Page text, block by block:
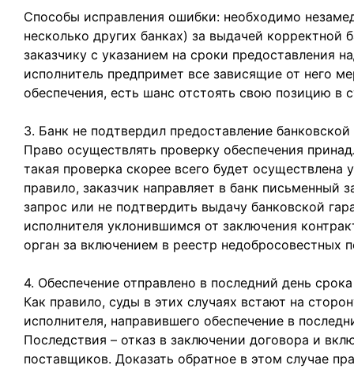
Способы исправления ошибки: необходимо
несколько других банках) за выдачей корректной
заказчику с указанием на сроки предоставления
исполнитель предпримет все зависящие от него
обеспечения, есть шанс отстоять свою позицию в
3. Банк не подтвердил предоставление банковской
Право осуществлять проверку обеспечения
такая проверка скорее всего будет осуществлена
правило, заказчик направляет в банк письменный
запрос или не подтвердить выдачу банковской
исполнителя уклонившимся от заключения
орган за включением в реестр недобросовестных
4. Обеспечение отправлено в последний день
Как правило, суды в этих случаях встают на
исполнителя, направившего обеспечение в
Последствия – отказ в заключении договора и
поставщиков. Доказать обратное в этом случае